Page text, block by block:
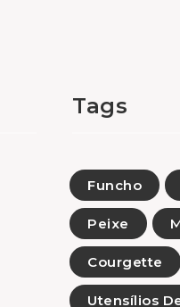
Tags
Funcho
Peixe
Courgette
Utensílios